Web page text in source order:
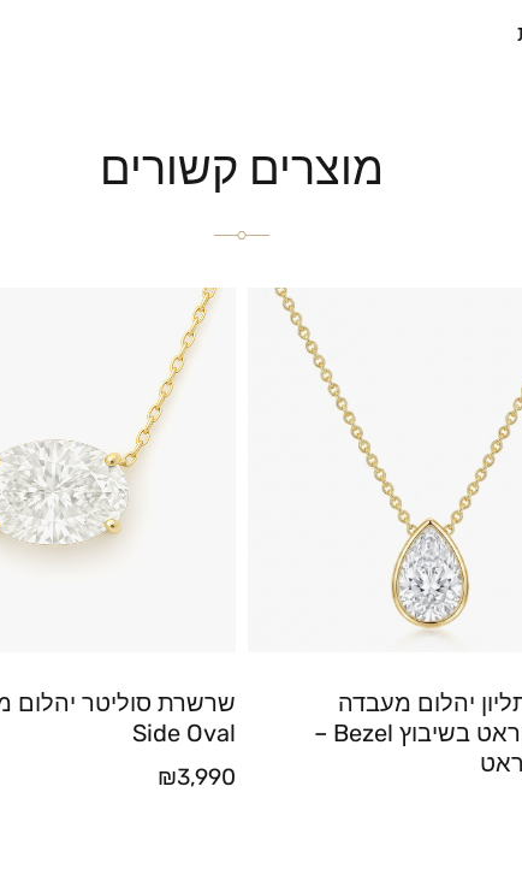
מוצרים קשורים
יהלום מעבדה
טיפה 3 קראט בשיבוץ Bezel –
שרשרת סוליטר יהלום
Side Oval
₪3,990